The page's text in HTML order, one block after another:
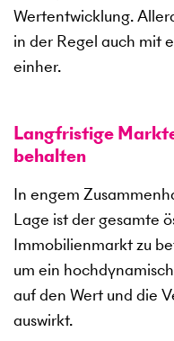
Wertentwicklung.
in der Regel auch mit
einher.
Langfristige
behalten
In engem
Lage ist der gesamte
Immobilienmarkt zu
um ein
auf den Wert und die
auswirkt.